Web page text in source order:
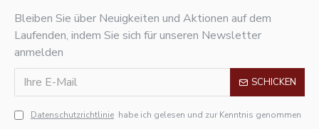
Bleiben Sie über Neuigkeiten und Aktionen auf dem
Laufenden, indem Sie sich für unseren Newsletter
anmelden
SCHICKEN
Datenschutzrichtlinie habe ich gelesen und zur Kenntnis genommen